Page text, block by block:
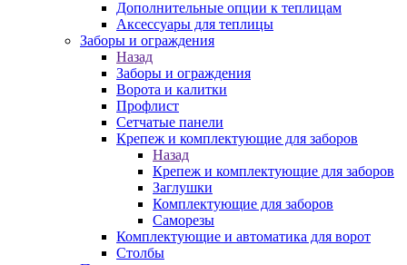
Дополнительные опции к теплицам
Аксессуары для теплицы
Заборы и ограждения
Назад
Заборы и ограждения
Ворота и калитки
Профлист
Сетчатые панели
Крепеж и комплектующие для заборов
Назад
Крепеж и комплектующие для заборов
Заглушки
Комплектующие для заборов
Саморезы
Комплектующие и автоматика для ворот
Столбы